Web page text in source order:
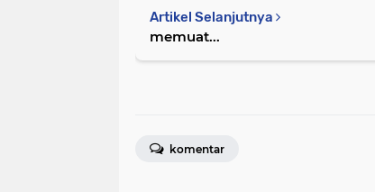
Artikel Selanjutnya
memuat...
komentar